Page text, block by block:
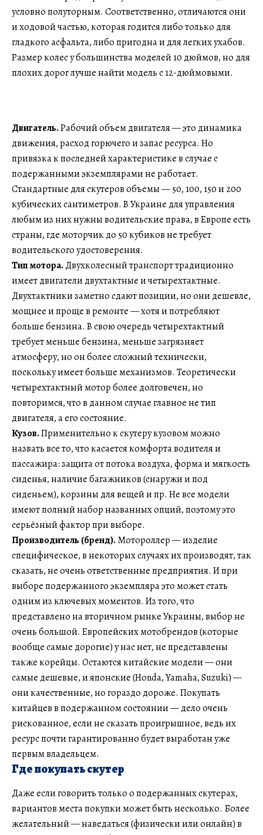
условно полуторным. Соответственно, отличаются они
и ходовой частью, которая годится либо только для
гладкого асфальта, либо пригодна и для легких ухабов.
Размер колес у большинства моделей 10 дюймов, но для
плохих дорог лучше найти модель с 12-дюймовыми.
Двигатель.Рабочий объем двигателя — это динамика
движения, расход горючего и запас ресурса. Но
привязка к последней характеристике в случае с
подержанными экземплярами не работает.
Стандартные для скутеров объемы — 50, 100, 150 и 200
кубических сантиметров. В Украине для управления
любым из них нужны водительские права, в Европе есть
страны, где моторчик до 50 кубиков не требует
водительского удостоверения.
Тип мотора. Двухколесный транспорт традиционно
имеет двигатели двухтактные и четырехтактные.
Двухтактники заметно сдают позиции, но они дешевле,
мощнее и проще в ремонте — хотя и потребляют
больше бензина. В свою очередь четырехтактный
требует меньше бензина, меньше загрязняет
атмосферу, но он более сложный технически,
поскольку имеет больше механизмов. Теоретически
четырехтактный мотор более долговечен, но
повторимся, что в данном случае главное не тип
двигателя, а его состояние.
Кузов.Применительно к скутеру кузовом можно
назвать все то, что касается комфорта водителя и
пассажира: защита от потока воздуха, форма и мягкость
сиденья, наличие багажников (снаружи и под
сиденьем), корзины для вещей и пр. Не все модели
имеют полный набор названных опций, поэтому это
серьёзный фактор при выборе.
Производитель (бренд). Мотороллер — изделие
специфическое, в некоторых случаях их производят, так
сказать, не очень ответственные предприятия. И при
выборе подержанного экземпляра это может стать
одним из ключевых моментов. Из того, что
представлено на вторичном рынке Украины, выбор не
очень большой. Европейских мотобрендов (которые
вообще самые дорогие) у нас нет, не представлены
также корейцы. Остаются китайские модели — они
самые дешевые, и японские (Honda, Yamaha, Suzuki) —
они качественные, но гораздо дороже. Покупать
китайцев в подержанном состоянии — дело очень
рискованное, если не сказать проигрышное, ведь их
ресурс почти гарантированно будет выработан уже
первым владельцем.
Где покупать скутер
Даже если говорить только о подержанных скутерах,
вариантов места покупки может быть несколько. Более
желательный — наведаться (физически или онлайн) в